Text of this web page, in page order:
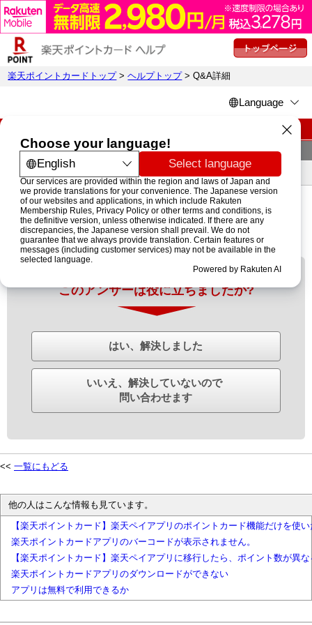
楽天ポイントカードトップ >ヘルプトップ > Q&A詳細
詳細
アプリでログインせずにポイントを貯めたい
アプリにて「ログインせずにポイントを貯める」を選択いただくと
バーコードが表示されますので、お店でご提示ください。
貯まったポイントをお支払いに利用するにはログインが必要となり
ますので、ご利用の際にはログインをお願いいたします。
このアンサーは役に立ちましたか?
はい、解決しました
いいえ、解決していないので
問い合わせます
<< 一覧にもどる
他の人はこんな情報も見ています。
【楽天ポイントカード】楽天ペイアプリのポイントカード機能だけを使
楽天ポイントカードアプリのバーコードが表示されません。
【楽天ポイントカード】楽天ペイアプリに移行したら、ポイント数が異な
楽天ポイントカードアプリのダウンロードができない
アプリは無料で利用できるか